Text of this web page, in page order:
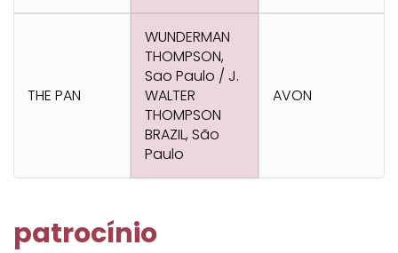
THE PAN
WUNDERMAN
THOMPSON,
Sao Paulo / J.
WALTER
THOMPSON
BRAZIL, São
Paulo
AVON
patrocínio